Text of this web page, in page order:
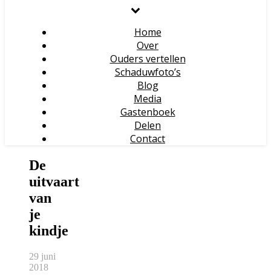
Home
Over
Ouders vertellen
Schaduwfoto’s
Blog
Media
Gastenboek
Delen
Contact
De
uitvaart
van
je
kindje
29 juni
2018